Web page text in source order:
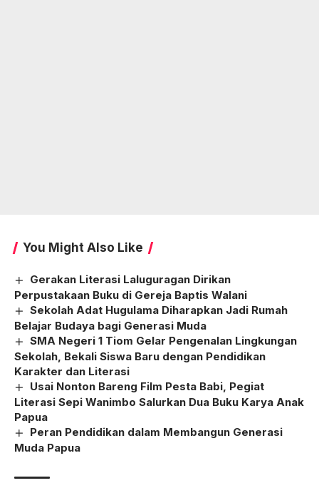
You Might Also Like
Gerakan Literasi Laluguragan Dirikan
Perpustakaan Buku di Gereja Baptis Walani
Sekolah Adat Hugulama Diharapkan Jadi Rumah
Belajar Budaya bagi Generasi Muda
SMA Negeri 1 Tiom Gelar Pengenalan Lingkungan
Sekolah, Bekali Siswa Baru dengan Pendidikan
Karakter dan Literasi
Usai Nonton Bareng Film Pesta Babi, Pegiat
Literasi Sepi Wanimbo Salurkan Dua Buku Karya Anak
Papua
Peran Pendidikan dalam Membangun Generasi
Muda Papua